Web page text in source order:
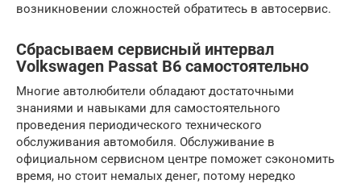
возникновении сложностей обратитесь в автосервис.
Сбрасываем сервисный интервал
Volkswagen Passat B6 самостоятельно
Многие автолюбители обладают достаточными
знаниями и навыками для самостоятельного
проведения периодического технического
обслуживания автомобиля. Обслуживание в
официальном сервисном центре поможет сэкономить
время, но стоит немалых денег, потому нередко